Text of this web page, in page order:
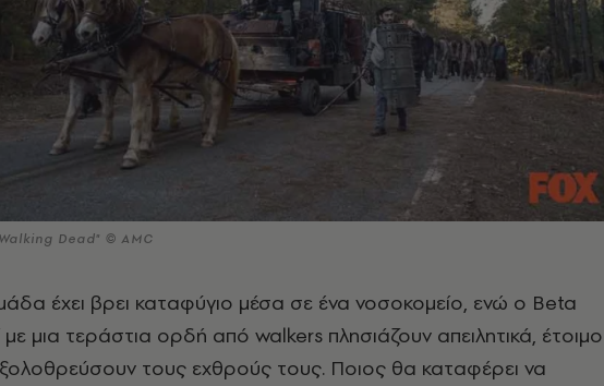
Dead" © AMC
έχει βρει καταφύγιο μέσα σε ένα νοσοκομείο, ενώ ο Beta
με μια τεράστια ορδή από walkers πλησιάζουν απειλητικά,
τους εχθρούς τους. Ποιος θα καταφέρει να